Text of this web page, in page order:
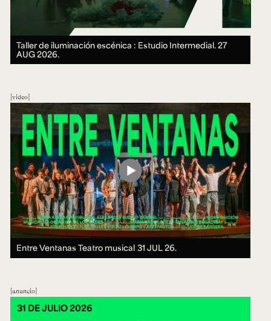
Taller de iluminación escénica : Estudio Intermedial.27
AUG 2026.
video
Entre Ventanas Teatro musical 31 JUL 26.
anuncio
31 DE JULIO 2026